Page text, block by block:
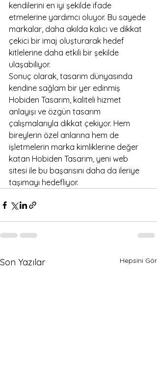
kendilerini en iyi şekilde ifade
etmelerine yardımcı oluyor. Bu sayede
markalar, daha akılda kalıcı ve dikkat
çekici bir imaj oluşturarak hedef
kitlelerine daha etkili bir şekilde
ulaşabiliyor.
Sonuç olarak, tasarım dünyasında
kendine sağlam bir yer edinmiş
Hobiden Tasarım, kaliteli hizmet
anlayışı ve özgün tasarım
çalışmalarıyla dikkat çekiyor. Hem
bireylerin özel anlarına hem de
işletmelerin marka kimliklerine değer
katan Hobiden Tasarım, yeni web
sitesi ile bu başarısını daha da ileriye
taşımayı hedefliyor.
Son Yazılar Hepsini Gör